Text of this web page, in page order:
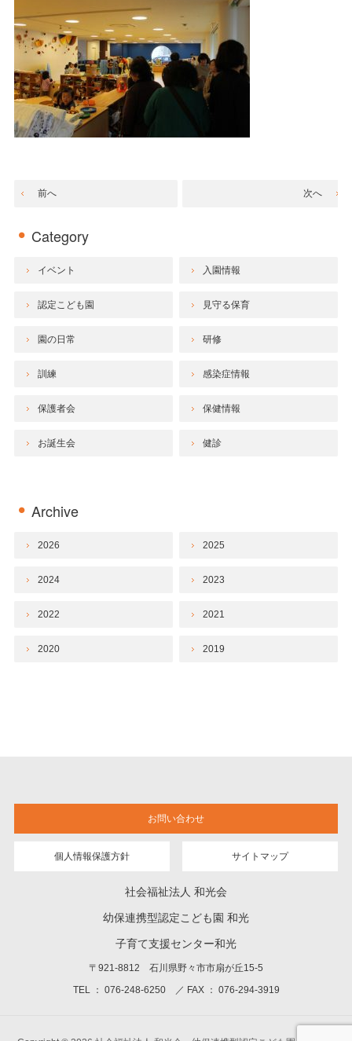
前へ 次へ
Category
イベント 入園情報
認定こども園 見守る保育
園の日常 研修
訓練 感染症情報
保護者会 保健情報
お誕生会 健診
Archive
2026 2025
2024 2023
2022 2021
2020 2019
お問い合わせ
個人情報保護方針 サイトマップ
社会福祉法人 和光会
幼保連携型認定こども園 和光
子育て支援センター和光
〒921-8812 石川県野々市市扇が丘15-5
TEL ： 076-248-6250 ／ FAX ： 076-294-3919